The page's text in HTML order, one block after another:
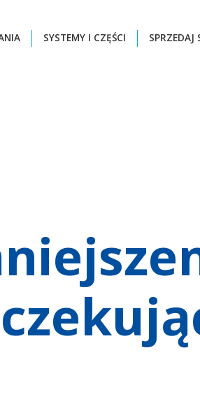
SYSTEMY I CZĘŚCI SPRZEDAJ